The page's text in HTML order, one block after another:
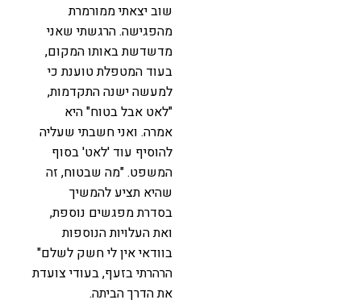
שוב יצאתי ממורמרת
מהפגישה. הרגשתי שאני
מדשדשת באותו המקום,
בעוד המטפלת טוענת כי
למעשה ישנה התקדמות,
"לאט אבל בטוח" היא
אמרה. ואני חשבתי שעליה
להוסיף עוד 'לאט' בסוף
המשפט. "מה שבטוח, זה
שהיא תציע להמשיך
בסדרת מפגשים נוספת,
ואת העלויות הנוספות
בוודאי אין לי חשק לשלם"
הרהרתי בזעף, בעודי צועדת
את הדרך הביתה.